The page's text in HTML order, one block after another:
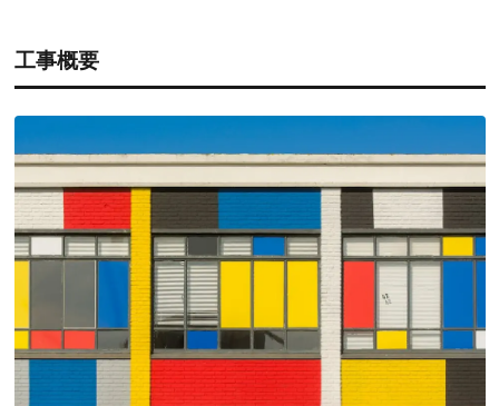
工事概要